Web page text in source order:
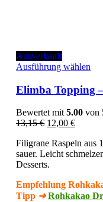
Ausverkauft
Ausführung wählen
Elimba Topping
Bewertet mit5.00 von
13,15€ Ursprünglicher
war:
13,15 €
12,00€
ist:
12,00
Filigrane Raspeln aus
sauer. Leicht
Desserts.
Empfehlung
Tipp ➜ Rohkakao